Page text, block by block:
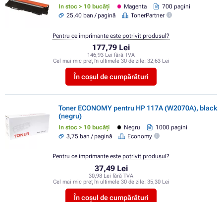
In stoc > 10 bucăți Magenta
700 pagini
25,40 ban / pagină
TonerPartner
177,79 Lei
146,93 Lei fără TVA
Cel mai mic preț în ultimele 30 de zile: 32,63 Lei
În coșul de cumpărături
Pentru ce imprimante este potrivit produsul?
Toner ECONOMY pentru HP 117A (W2070A), black
(negru)
In stoc > 10 bucăți Negru
1000 pagini
3,75 ban / pagină
Economy
37,49 Lei
30,98 Lei fără TVA
Cel mai mic preț în ultimele 30 de zile: 35,30 Lei
În coșul de cumpărături
Pentru ce imprimante este potrivit produsul?